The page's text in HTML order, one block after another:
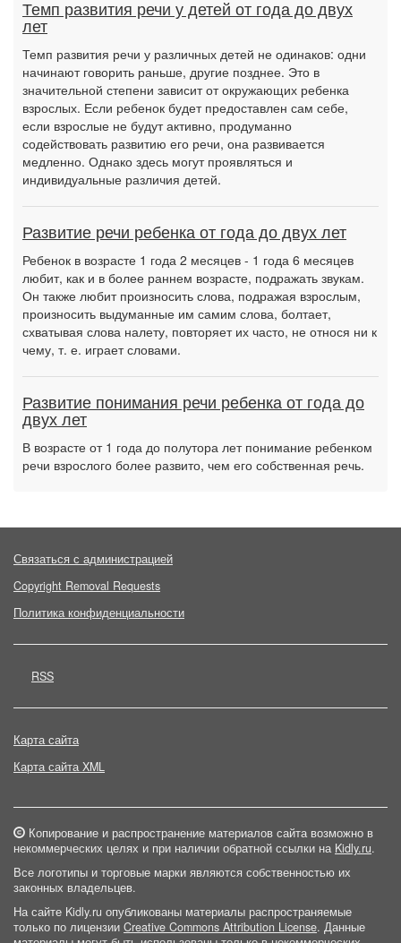
Темп развития речи у детей от года до двух
лет
Темп развития речи у различных детей не одинаков: одни
начинают говорить раньше, другие позднее. Это в
значительной степени зависит от окружающих ребенка
взрослых. Если ребенок будет предоставлен сам себе,
если взрослые не будут активно, продуманно
содействовать развитию его речи, она развивается
медленно. Однако здесь могут проявляться и
индивидуальные различия детей.
Развитие речи ребенка от года до двух лет
Ребенок в возрасте 1 года 2 месяцев - 1 года 6 месяцев
любит, как и в более раннем возрасте, подражать звукам.
Он также любит произносить слова, подражая взрослым,
произносить выдуманные им самим слова, болтает,
схватывая слова налету, повторяет их часто, не относя ни к
чему, т. е. играет словами.
Развитие понимания речи ребенка от года до
двух лет
В возрасте от 1 года до полутора лет понимание ребенком
речи взрослого более развито, чем его собственная речь.
Связаться с администрацией
Copyright Removal Requests
Политика конфиденциальности
RSS
Карта сайта
Карта сайта XML
Копирование и распространение материалов сайта возможно в
некоммерческих целях и при наличии обратной ссылки на Kidly.ru.
Все логотипы и торговые марки являются собственностью их
законных владельцев.
На сайте Kidly.ru опубликованы материалы распространяемые
только по лицензии Creative Commons Attribution License. Данные